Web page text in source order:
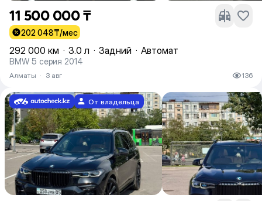
11 500 000 ₸
202 048₸/мес
292 000 км · 3.0 л · Задний · Автомат
BMW 5 серия 2014
Алматы · 3 авг 136
От владельца